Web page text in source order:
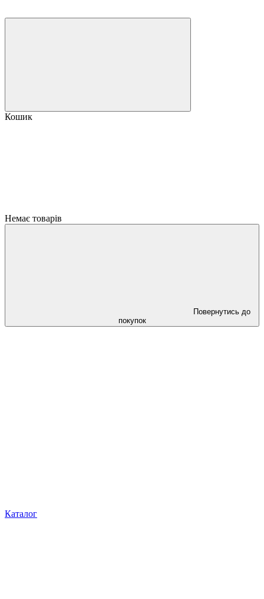
Кошик
Немає товарів
Повернутись до
покупок
Каталог